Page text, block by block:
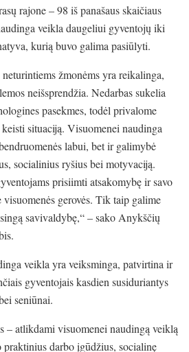
rajone – 98 iš panašaus skaičiaus
veikla daugeliui gyventojų iki
kurią buvo galima pasiūlyti.
žmonėms yra reikalinga,
neišsprendžia. Nedarbas sukelia
pasekmes, todėl privalome
situaciją. Visuomenei naudinga
labui, bet ir galimybė
socialinius ryšius bei motyvaciją.
prisiimti atsakomybę ir savo
gerovės. Tik taip galime
savivaldybę,“ – sako Anykščių
veikla yra veiksminga, patvirtina ir
gyventojais kasdien susiduriantys
seniūnai.
– atlikdami visuomenei naudingą veiklą
darbo įgūdžius, socialinę